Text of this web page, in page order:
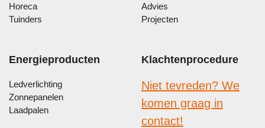
Horeca
Tuinders
Advies
Projecten
Energieproducten
Ledverlichting
Zonnepanelen
Laadpalen
Klachtenprocedure
Niet tevreden? We
komen graag in
contact!